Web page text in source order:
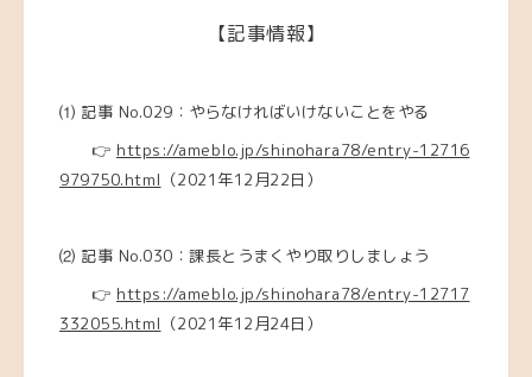
【記事情報】
⑴ 記事 No.029：やらなければいけないことをやる
👉 https://ameblo.jp/shinohara78/entry-12716
979750.html （2021年12月22日）
⑵ 記事 No.030：課長とうまくやり取りしましょう
👉 https://ameblo.jp/shinohara78/entry-12717
332055.html （2021年12月24日）